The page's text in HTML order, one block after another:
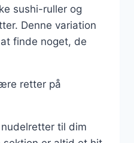
sushi-ruller og
Denne variation
finde noget, de
retter på
nudelretter til dim